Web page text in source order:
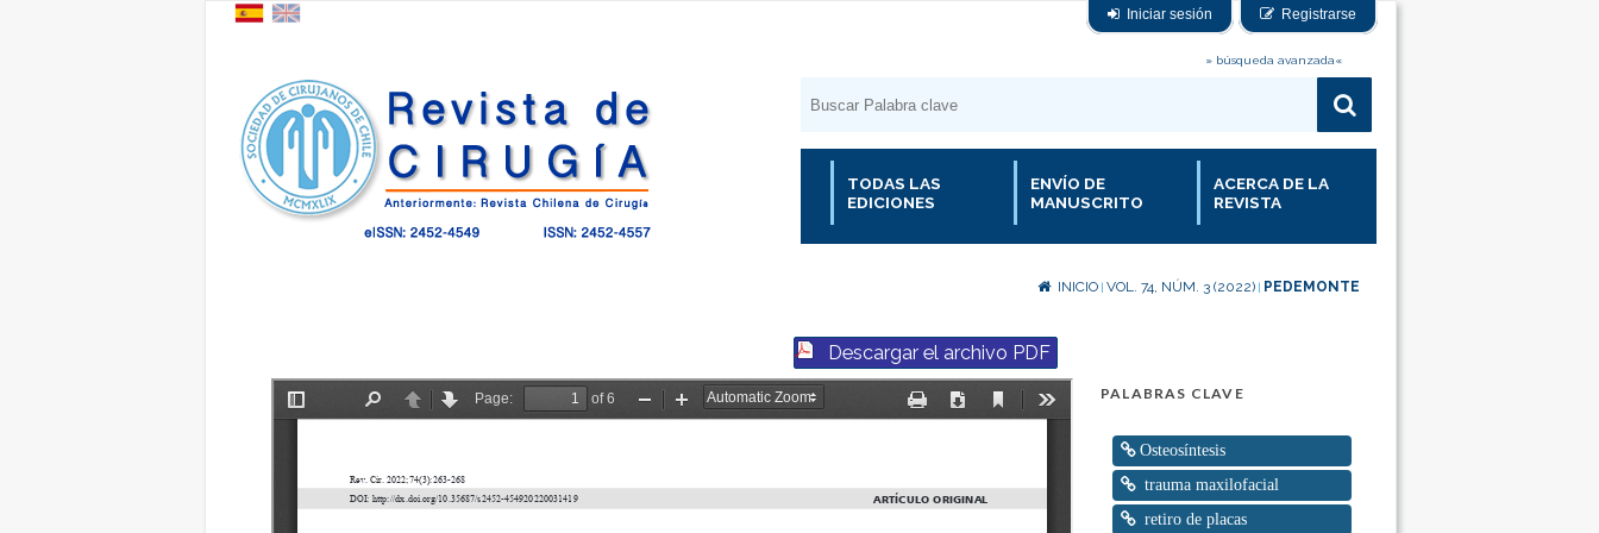
Iniciar sesión Registrarse
» búsqueda avanzada«
TODAS LAS
EDICIONES
ENVÍO DE
MANUSCRITO
ACERCA DE LA
REVISTA
INICIO VOL. 74, NÚM. 3 (2022) PEDEMONTE
PALABRAS CLAVE
Osteosíntesis
trauma maxilofacial
retiro de placas
Descargar el archivo PDF